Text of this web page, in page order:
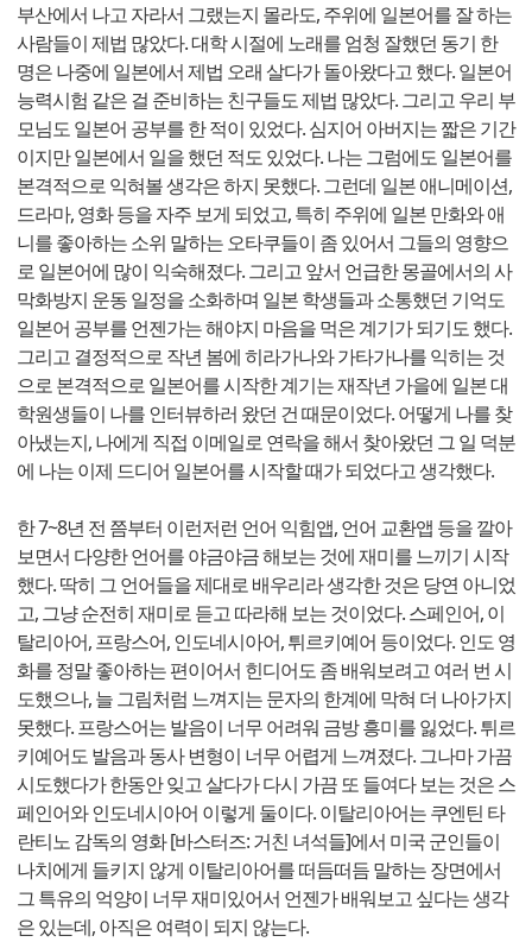
부산에서 나고 자라서 그랬는지 몰라도, 주위에 일본어를 잘 하는
사람들이 제법 많았다. 대학 시절에 노래를 엄청 잘했던 동기 한
명은 나중에 일본에서 제법 오래 살다가 돌아왔다고 했다. 일본어
능력시험 같은 걸 준비하는 친구들도 제법 많았다. 그리고 우리 부
모님도 일본어 공부를 한 적이 있었다. 심지어 아버지는 짧은 기간
이지만 일본에서 일을 했던 적도 있었다. 나는 그럼에도 일본어를
본격적으로 익혀볼 생각은 하지 못했다. 그런데 일본 애니메이션,
드라마, 영화 등을 자주 보게 되었고, 특히 주위에 일본 만화와 애
니를 좋아하는 소위 말하는 오타쿠들이 좀 있어서 그들의 영향으
로 일본어에 많이 익숙해졌다. 그리고 앞서 언급한 몽골에서의 사
막화방지 운동 일정을 소화하며 일본 학생들과 소통했던 기억도
일본어 공부를 언젠가는 해야지 마음을 먹은 계기가 되기도 했다.
그리고 결정적으로 작년 봄에 히라가나와 가타가나를 익히는 것
으로 본격적으로 일본어를 시작한 계기는 재작년 가을에 일본 대
학원생들이 나를 인터뷰하러 왔던 건 때문이었다. 어떻게 나를 찾
아냈는지, 나에게 직접 이메일로 연락을 해서 찾아왔던 그 일 덕분
에 나는 이제 드디어 일본어를 시작할 때가 되었다고 생각했다.
한 7~8년 전 쯤부터 이런저런 언어 익힘앱, 언어 교환앱 등을 깔아
보면서 다양한 언어를 야금야금 해보는 것에 재미를 느끼기 시작
했다. 딱히 그 언어들을 제대로 배우리라 생각한 것은 당연 아니었
고, 그냥 순전히 재미로 듣고 따라해 보는 것이었다. 스페인어, 이
탈리아어, 프랑스어, 인도네시아어, 튀르키예어 등이었다. 인도 영
화를 정말 좋아하는 편이어서 힌디어도 좀 배워보려고 여러 번 시
도했으나, 늘 그림처럼 느껴지는 문자의 한계에 막혀 더 나아가지
못했다. 프랑스어는 발음이 너무 어려워 금방 흥미를 잃었다. 튀르
키예어도 발음과 동사 변형이 너무 어렵게 느껴졌다. 그나마 가끔
시도했다가 한동안 잊고 살다가 다시 가끔 또 들여다 보는 것은 스
페인어와 인도네시아어 이렇게 둘이다. 이탈리아어는 쿠엔틴 타
란티노 감독의 영화 [바스터즈: 거친 녀석들]에서 미국 군인들이
나치에게 들키지 않게 이탈리아어를 떠듬떠듬 말하는 장면에서
그 특유의 억양이 너무 재미있어서 언젠가 배워보고 싶다는 생각
은 있는데, 아직은 여력이 되지 않는다.